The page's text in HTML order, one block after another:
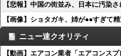
【悲報】中国の街並み、日本に汚染
【画像】ショタガキ、姉が●●すぎて
ニュー速クオリティ
【動画】エアコン業者「エアコンス